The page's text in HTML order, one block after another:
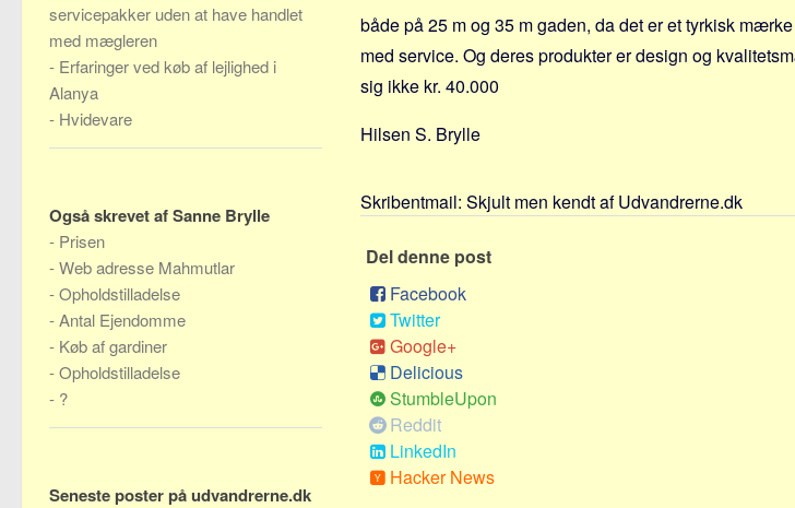
både på 25 m og 35 m gaden, da det er et tyrkisk
med service. Og deres produkter er design og
sig ikke kr. 40.000
Hilsen S. Brylle
Skribentmail: Skjult men kendt af Udvandrerne.dk
Del denne post
Facebook
Twitter
Google+
Delicious
StumbleUpon
Reddit
LinkedIn
Hacker News
servicepakker uden at have handlet
med mægleren
- Erfaringer ved køb af lejlighed i
Alanya
- Hvidevare
Også skrevet af Sanne Brylle
- Prisen
-Web adresse Mahmutlar
-Opholdstilladelse
-Antal Ejendomme
- Køb af gardiner
-Opholdstilladelse
- ?
Seneste poster på udvandrerne.dk